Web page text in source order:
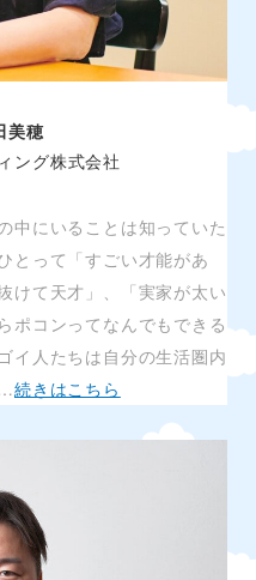
美穂
ング株式会社
中にいることは知っていた
とって「すごい才能があ
けて天才」、「実家が太い
ポコンってなんでもできる
イ人たちは自分の生活圏内
…続きはこちら